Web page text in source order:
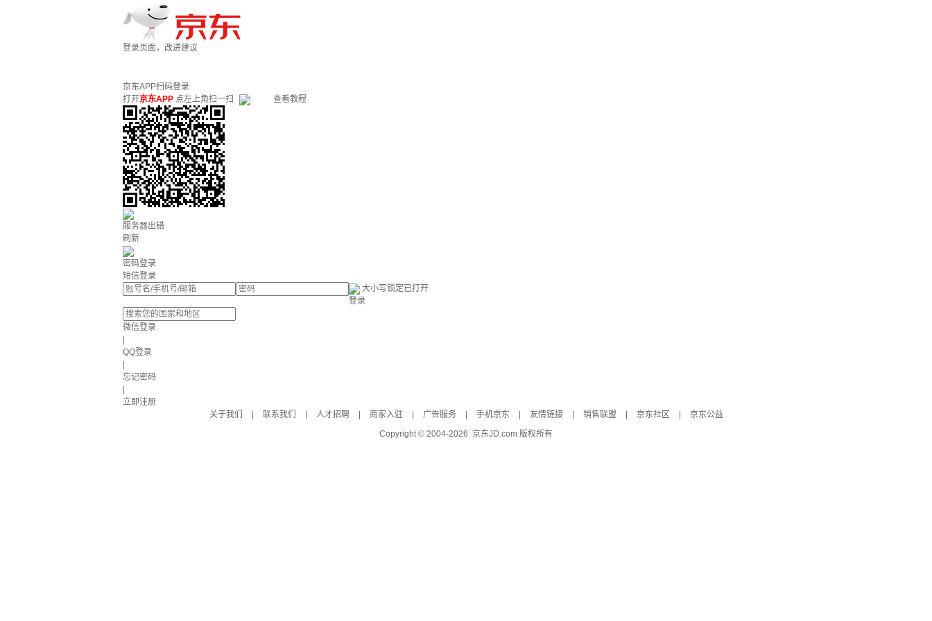
登录页面，改进建议
京东APP扫码登录
打开京东APP 点左上角扫一扫 查看教程
服务器出错
刷新
密码登录
短信登录
大小写锁定已打开
登录
微信登录
QQ登录
忘记密码
立即注册
关于我们
联系我们 人才招聘 商家入驻 广告服务 手机京东 友情链接 销售联盟 京东社区
京东公益
Copyright © 2004-2026 京东JD.com 版权所有